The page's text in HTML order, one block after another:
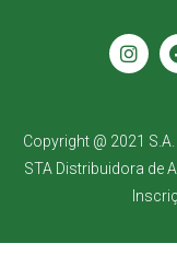
Copyright @ 2021
STA Distribuidora de